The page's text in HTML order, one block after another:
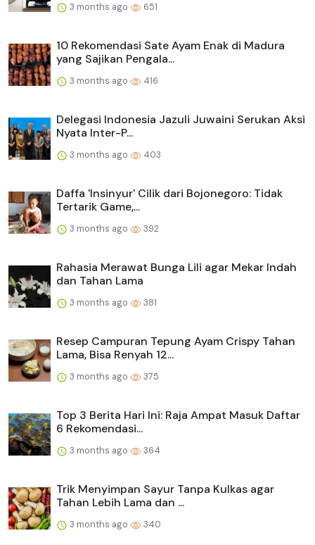
3 months ago 651
10 Rekomendasi Sate Ayam Enak di Madura
yang Sajikan Pengala...
3 months ago 416
Delegasi Indonesia Jazuli Juwaini Serukan Aksi
Nyata Inter-P...
3 months ago 403
Daffa 'Insinyur' Cilik dari Bojonegoro: Tidak
Tertarik Game,...
3 months ago 392
Rahasia Merawat Bunga Lili agar Mekar Indah
dan Tahan Lama
3 months ago 381
Resep Campuran Tepung Ayam Crispy Tahan
Lama, Bisa Renyah 12...
3 months ago 375
Top 3 Berita Hari Ini: Raja Ampat Masuk Daftar
6 Rekomendasi...
3 months ago 364
Trik Menyimpan Sayur Tanpa Kulkas agar
Tahan Lebih Lama dan ...
3 months ago 340